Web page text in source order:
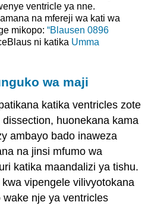
ventricle ya nne.
na mfereji wa kati wa
mikopo: “Blausen 0896
ni katika Umma
wa maji
katika ventricles zote
huonekana kama
ambayo bado inaweza
na jinsi mfumo wa
katika maandalizi ya tishu.
vipengele vilivyotokana
nje ya ventricles